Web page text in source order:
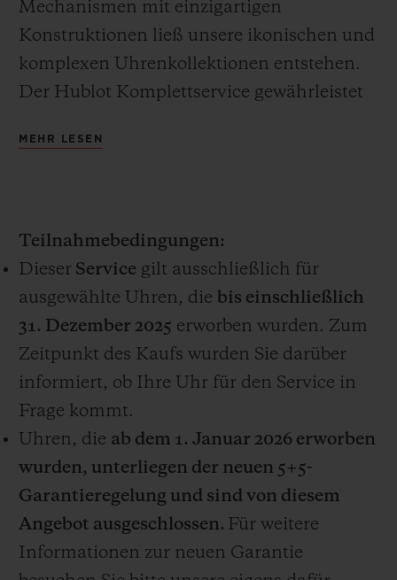
Mechanismen mit einzigartigen
Konstruktionen ließ unsere ikonischen und
komplexen Uhrenkollektionen entstehen.
Der Hublot Komplettservice gewährleistet
erlesenen Uhren.
von CHF 1.000, ist ein einmaliger
kostenloser Service, der nur für
ausgewählte Uhren verfügbar ist, die online
auf www.hublot.com oder in einer Hublot
Boutique erworben wurden (der „Service“).
Die Modelle UNICO, EL PRIMERO und
MECA-10 sowie Uhren mit großen
Komplikationen sind derzeit von diesem
Service abgedeckt. Hublot behält sich
jedoch das Recht vor, nach eigenem
Ermessen die für den Service in Frage
kommenden Uhrwerke zu ändern oder das
Serviceangebot jederzeit für Uhren zu
MEHR LESEN
Teilnahmebedingungen:
Dieser Service gilt ausschließlich für
ausgewählte Uhren, die bis einschließlich
31. Dezember 2025 erworben wurden. Zum
Zeitpunkt des Kaufs wurden Sie darüber
informiert, ob Ihre Uhr für den Service in
Frage kommt.
Uhren, die ab dem 1. Januar 2026 erworben
wurden, unterliegen der neuen 5+5-
Garantieregelung und sind von diesem
Angebot ausgeschlossen. Für weitere
Informationen zur neuen Garantie
EINE BOUTIQUE FINDEN